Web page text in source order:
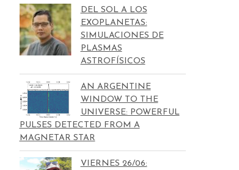
DEL SOL A LOS
EXOPLANETAS:
SIMULACIONES DE
PLASMAS
ASTROFÍSICOS
AN ARGENTINE
WINDOW TO THE
UNIVERSE: POWERFUL
PULSES DETECTED FROM A
MAGNETAR STAR
VIERNES 26/06: